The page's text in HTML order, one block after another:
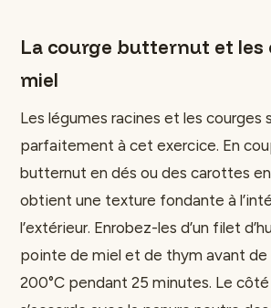
La courge butternut et les
miel
Les légumes racines et les courges
parfaitement à cet exercice. En
butternut en dés ou des carottes
obtient une texture fondante à
l’extérieur. Enrobez-les d’un filet
pointe de miel et de thym avant de
200°C pendant 25 minutes. Le